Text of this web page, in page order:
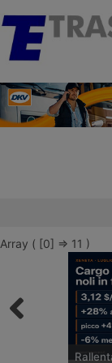
Array ( [0] => 11 )